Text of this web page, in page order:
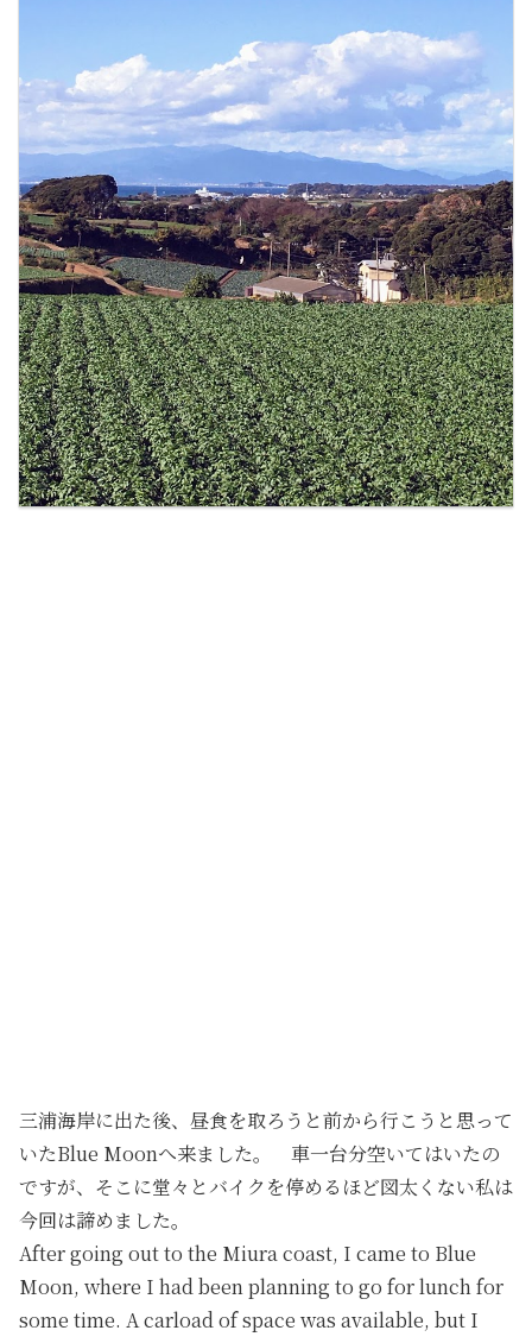
三浦海岸に出た後、昼食を取ろうと前から行こうと思って
いたBlue Moonへ来ました。 車一台分空いてはいたの
ですが、そこに堂々とバイクを停めるほど図太くない私は
今回は諦めました。
After going out to the Miura coast, I came to Blue
Moon, where I had been planning to go for lunch for
some time. A carload of space was available, but I